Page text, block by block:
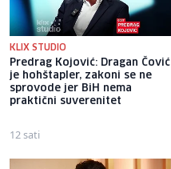
KLIX STUDIO
Predrag Kojović: Dragan Čović
je hohštapler, zakoni se ne
sprovode jer BiH nema
praktični suverenitet
12 sati